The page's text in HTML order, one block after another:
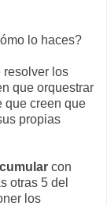
lo haces?
resolver los
que orquestrar
que creen que
propias
con
otras 5 del
los